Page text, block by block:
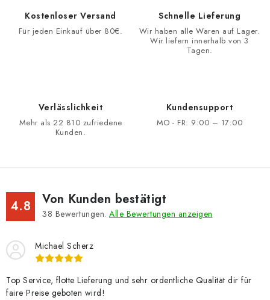
d
L
s
e
Kostenloser Versand
Für jeden Einkauf über 80€.
Schnelle Lieferung
Wir haben alle Waren auf Lager.
Wir liefern innerhalb von 3
Tagen.
Verlässlichkeit
Mehr als 22 810 zufriedene
Kunden.
Kundensupport
MO - FR: 9:00 – 17:00
4.8 Von Kunden bestätigt
38 Bewertungen. Alle Bewertungen anzeigen
Michael Scherz
Top Service, flotte Lieferung und sehr ordentliche Qualität dir für
faire Preise geboten wird!